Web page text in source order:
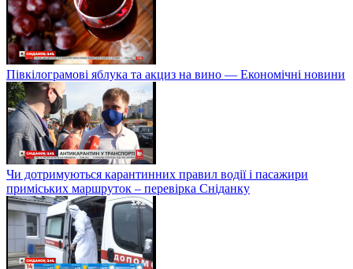
Півкілограмові яблука та акциз на вино — Економічні новини
Чи дотримуються карантинних правил водії і пасажири
приміських маршруток – перевірка Сніданку